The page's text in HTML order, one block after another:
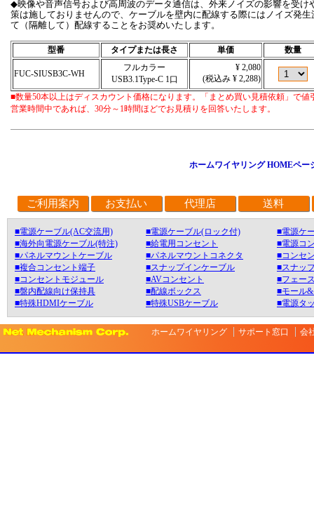
◆映像や音声信号および高周波のデータ通信は、外来ノイズの影響を受
策は施しておりませんので、ケーブルを壁内に配線する際にはノイズ発
て（隔離して）配線することをお奨めいたします。
型番 タイプまたは長さ 単価 数量
FUC-SIUSB3C-WH
フルカラー
USB3.1Type-C 1口
¥ 2,080
(税込み ¥ 2,288)
■数量50本以上はディスカウント価格になります。「まとめ買い見積依頼」で値
営業時間中であれば、30分～1時間ほどでお見積りを回答いたします。
ホームワイヤリング HOMEペー
ご利用案内 お支払い 代理店 送料
■電源ケーブル(AC交流用) ■電源ケーブル(ロック付)
■電源ケ
■海外向電源ケーブル(特注)
■給電用コンセント
■電源コ
■パネルマウントケーブル
■パネルマウントコネクタ
■コンセ
■複合コンセント端子
■スナップインケーブル
■スナッ
■コンセントモジュール
■AVコンセント
■フェー
■盤内配線向け保持具
■配線ボックス
■モール
■特殊HDMIケーブル
■特殊USBケーブル ■電源タ
ホームワイヤリング サポート窓口 会